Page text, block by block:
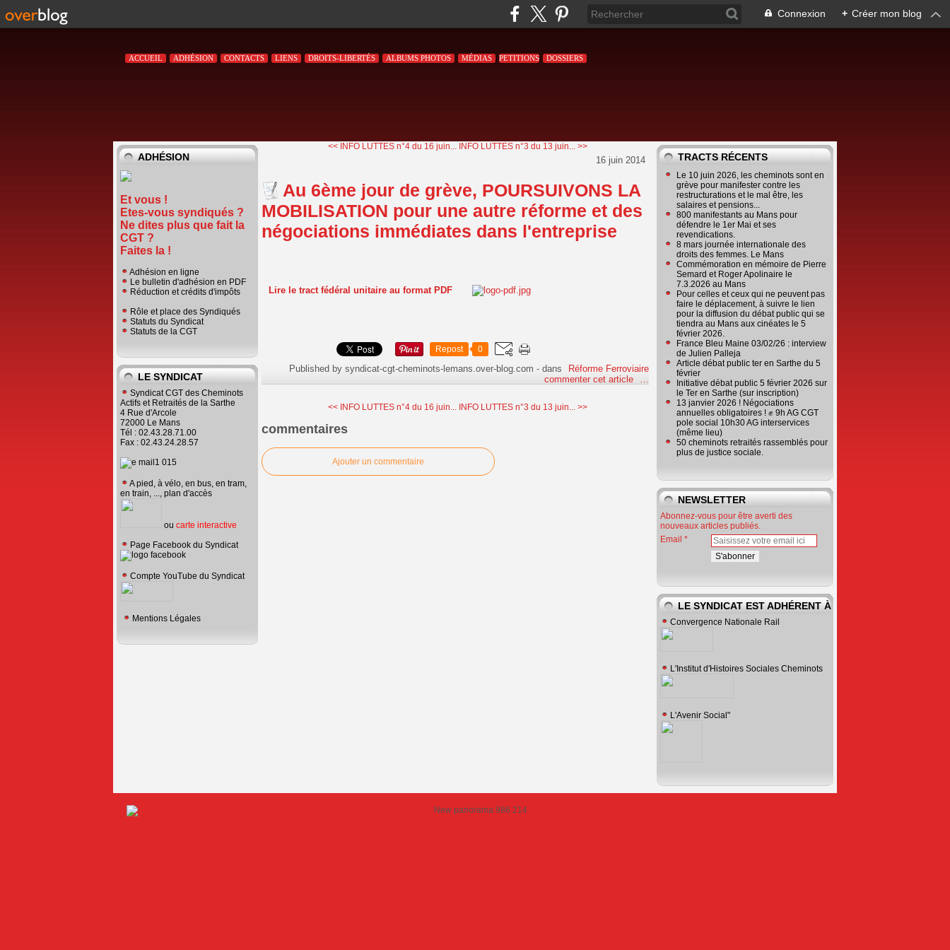
Connexion + Créer mon blog
ACCUEIL ADHÉSION CONTACTS LIENS DROITS-LIBERTÉS ALBUMS PHOTOS MÉDIAS PETITIONS DOSSIERS
ADHÉSION
Et vous !
Etes-vous syndiqués ?
Ne dites plus que fait la
CGT ?
Faites la !
Adhésion en ligne
Le bulletin d'adhésion en PDF
Réduction et crédits d'impôts
Rôle et place des Syndiqués
Statuts du Syndicat
Statuts de la CGT
LE SYNDICAT
Syndicat CGT des Cheminots
Actifs et Retraités de la Sarthe
4 Rue d'Arcole
72000 Le Mans
Tél : 02.43.28.71.00
Fax : 02.43.24.28.57
A pied, à vélo, en bus, en tram,
en train, ..., plan d'accès
ou carte interactive
Page Facebook du Syndicat
Compte YouTube du Syndicat
Mentions Légales
<< INFO LUTTES n°4 du 16 juin... INFO LUTTES n°3 du 13 juin... >>
16 juin 2014
Au 6ème jour de grève, POURSUIVONS LA
MOBILISATION pour une autre réforme et des
négociations immédiates dans l'entreprise
Lire le tract fédéral unitaire au format PDF
Repost 0
Published by syndicat-cgt-cheminots-lemans.over-blog.com - dans
Réforme Ferroviaire
commenter cet article
<< INFO LUTTES n°4 du 16 juin... INFO LUTTES n°3 du 13 juin... >>
commentaires
Ajouter un commentaire
TRACTS RÉCENTS
Le 10 juin 2026, les cheminots sont en
grève pour manifester contre les
restructurations et le mal être, les
salaires et pensions...
800 manifestants au Mans pour
défendre le 1er Mai et ses
revendications.
8 mars journée internationale des
droits des femmes. Le Mans
Commémoration en mémoire de Pierre
Semard et Roger Apolinaire le
7.3.2026 au Mans
Pour celles et ceux qui ne peuvent pas
faire le déplacement, à suivre le lien
pour la diffusion du débat public qui se
tiendra au Mans aux cinéates le 5
février 2026.
France Bleu Maine 03/02/26 : interview
de Julien Palleja
Article débat public ter en Sarthe du 5
février
Initiative débat public 5 février 2026 sur
le Ter en Sarthe (sur inscription)
13 janvier 2026 ! Négociations
annuelles obligatoires ! ✊ 9h AG CGT
pole social 10h30 AG interservices
(même lieu)
50 cheminots retraités rassemblés pour
plus de justice sociale.
NEWSLETTER
Abonnez-vous pour être averti des
nouveaux articles publiés.
Email
LE SYNDICAT EST ADHÉRENT À
Convergence Nationale Rail
L'Institut d'Histoires Sociales Cheminots
L'Avenir Social"